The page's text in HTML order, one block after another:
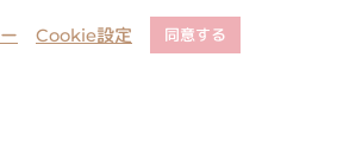
Cookie設定 同意する